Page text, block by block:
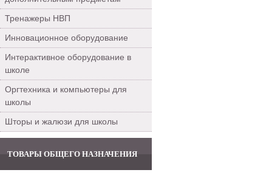
Тренажеры НВП
Инновационное оборудование
Интерактивное оборудование в
школе
Оргтехника и компьютеры для
школы
Шторы и жалюзи для школы
ТОВАРЫ ОБЩЕГО НАЗНАЧЕНИЯ